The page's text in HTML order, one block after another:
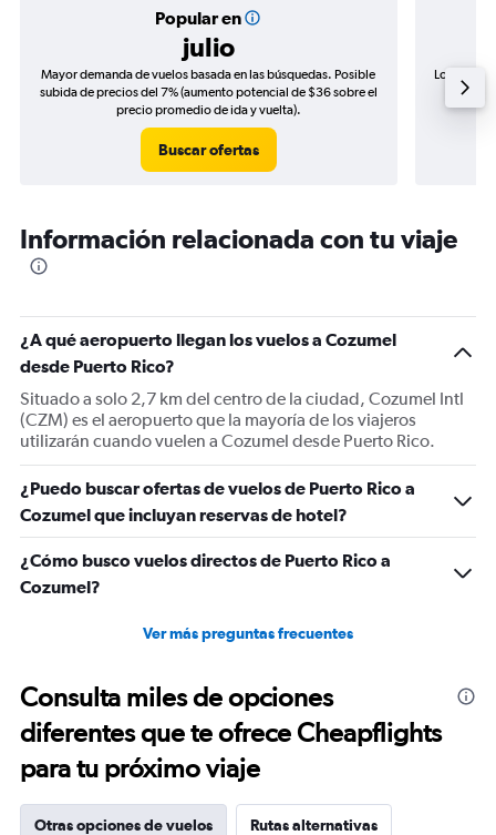
Popular en
julio
Mayor demanda de vuelos basada en las búsquedas. Posible
subida de precios del 7% (aumento potencial de $36 sobre el
precio promedio de ida y vuelta).
Buscar ofertas
Los
de
Información relacionada con tu viaje
¿A qué aeropuerto llegan los vuelos a Cozumel
desde Puerto Rico?
Situado a solo 2,7 km del centro de la ciudad, Cozumel Intl
(CZM) es el aeropuerto que la mayoría de los viajeros
utilizarán cuando vuelen a Cozumel desde Puerto Rico.
¿Puedo buscar ofertas de vuelos de Puerto Rico a
Cozumel que incluyan reservas de hotel?
¿Cómo busco vuelos directos de Puerto Rico a
Cozumel?
Ver más preguntas frecuentes
Consulta miles de opciones
diferentes que te ofrece Cheapflights
para tu próximo viaje
Otras opciones de vuelos Rutas alternativas